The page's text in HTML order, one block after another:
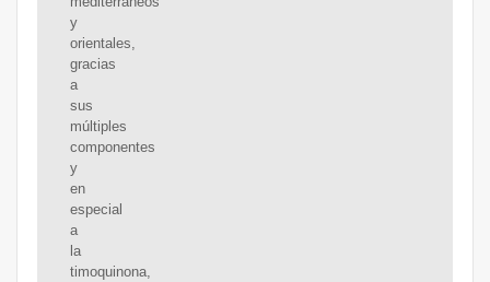
y
orientales,
gracias
a
sus
múltiples
componentes
y
en
especial
a
la
timoquinona,